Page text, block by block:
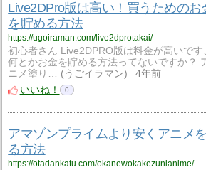
Live2DPro版は高い！買うためのお
を貯める方法
https://ugoiraman.com/live2dprotakai/
初心者さん Live2DPRO版は料金が高いです
何とかお金を貯める方法ってないですか？
ニメ塗り…
うごイラマン
4年前
いいね！
0
アマゾンプライムより安くアニメ
る方法
https://otadankatu.com/okanewokakezunianime/